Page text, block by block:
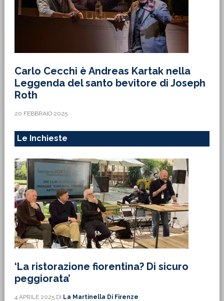
Carlo Cecchi è Andreas Kartak nella
Leggenda del santo bevitore di Joseph
Roth
20 FEBBRAIO 2025
Le Inchieste
‘La ristorazione fiorentina? Di sicuro
peggiorata’
4 APRILE 2025DI La Martinella Di Firenze